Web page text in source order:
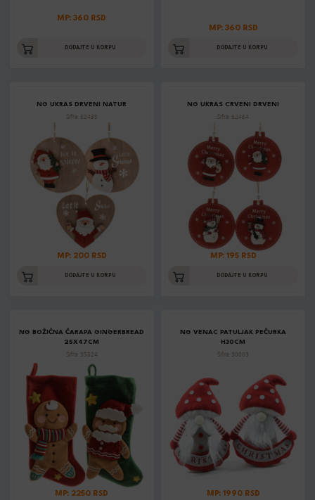
MP: 360 RSD
DODAJTE U KORPU
MP: 360 RSD
DODAJTE U KORPU
NG UKRAS DRVENI NATUR
Šifra: 62495
MP: 200 RSD
DODAJTE U KORPU
NG UKRAS CRVENI DRVENI
Šifra: 62464
MP: 195 RSD
DODAJTE U KORPU
NG BOŽIČNA ČARAPA GINGERBREAD
25X47CM
Šifra: 35824
MP: 2250 RSD
NG VENAC PATULJAK PEČURKA
H30CM
Šifra: 30003
MP: 1990 RSD